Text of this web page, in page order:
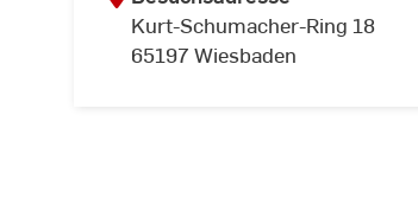
Kurt-Schumacher-Ring 18
65197 Wiesbaden